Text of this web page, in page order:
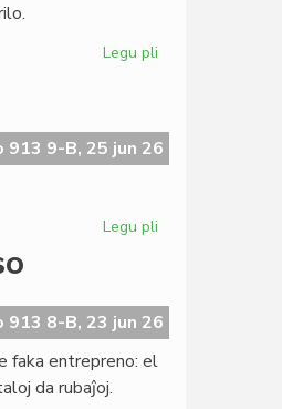
Legu pli
la
kovrilo
913 9-B, 25 jun 26
Legu pli
roterdamaj
tirkestoj?
913 8-B, 23 jun 26
faka entrepreno: el
da rubaĵoj.